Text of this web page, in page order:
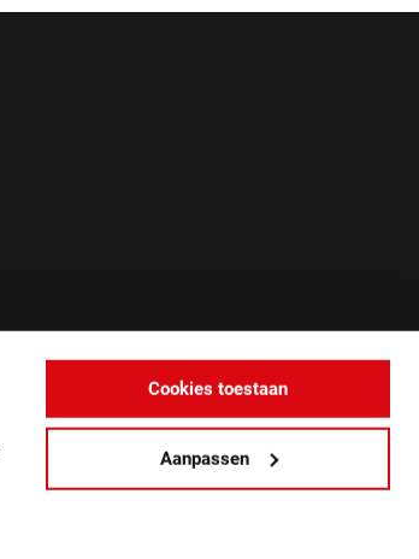
Cookies toestaan
Aanpassen